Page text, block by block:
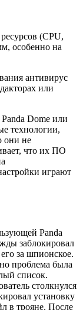
(CPU,
особенно на
антивирус
или
Dome или
технологии,
они не
что их ПО
играют
Panda
заблокировал
за шпионское.
проблема была
список.
столкнулся
установку
в трояне. После